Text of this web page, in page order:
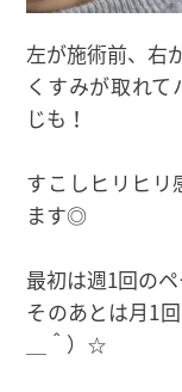
左が施術前、右
くすみが取れ
じも！
すこしヒリヒリ
ます◎
最初は週1回の
そのあとは月1
＿＾）☆